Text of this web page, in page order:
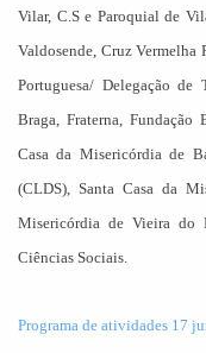
Vilar, C.S e Paroquial de
Valdosende, Cruz Vermelha
Portuguesa/ Delegação
Braga, Fraterna,
Casa da Misericórdia de
(CLDS), Santa Casa da
Misericórdia de Vieira do
Ciências Sociais.
Programa de atividades 17